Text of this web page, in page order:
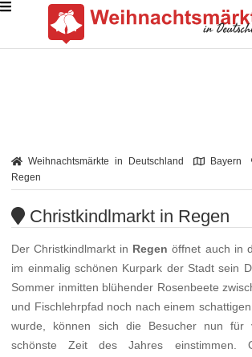
Weihnachtsmärkte in Deutschland Bayern
Regen
Christkindlmarkt in Regen
Der Christkindlmarkt in Regen öffnet auch in
im einmalig schönen Kurpark der Stadt sein
Sommer inmitten blühender Rosenbeete
und Fischlehrpfad noch nach einem
wurde, können sich die Besucher nun für
schönste Zeit des Jahres einstimmen.